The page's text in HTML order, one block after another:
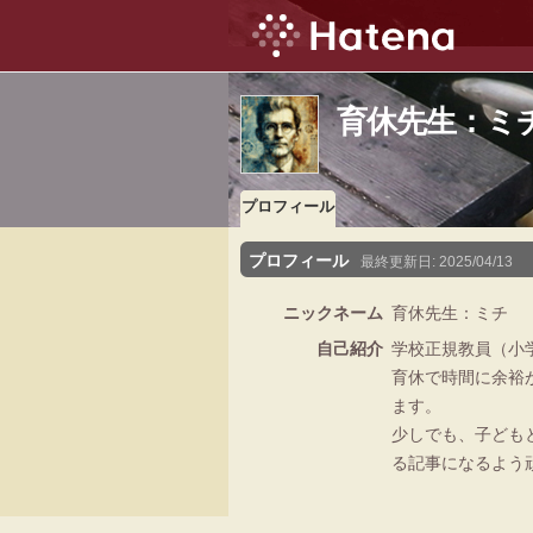
育休先生：ミ
プロフィール
プロフィール 最終更新日: 2025/04/13
ニックネーム 育休先生：ミチ
自己紹介 学校正規教員（小
育休で時間に余裕
ます。
少しでも、子ども
る記事になるよう